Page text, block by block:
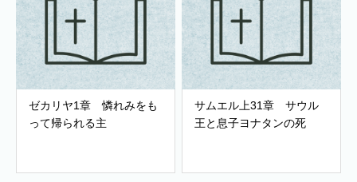
ゼカリヤ1章 憐れみをも
って帰られる主
サムエル上31章 サウル
王と息子ヨナタンの死